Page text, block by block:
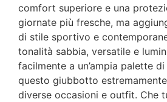
comfort superiore e una
giornate più fresche, ma
di stile sportivo e
tonalità sabbia, versatile e
facilmente a un’ampia palette
questo giubbotto
diverse occasioni e outfit. Che